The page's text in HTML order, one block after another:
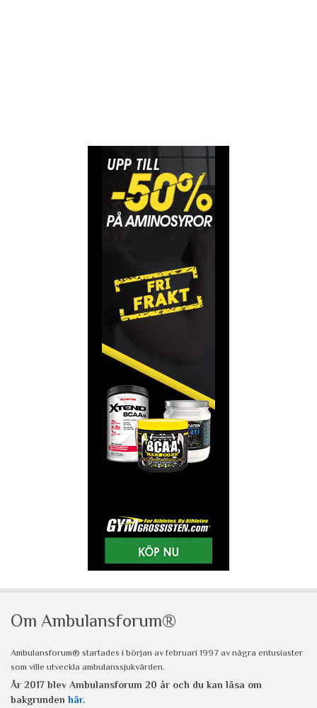
Om Ambulansforum®
Ambulansforum® startades i början av februari 1997 av några entusiaster
som ville utveckla ambulanssjukvården.
År 2017 blev Ambulansforum 20 år och du kan läsa om
bakgrunden här.